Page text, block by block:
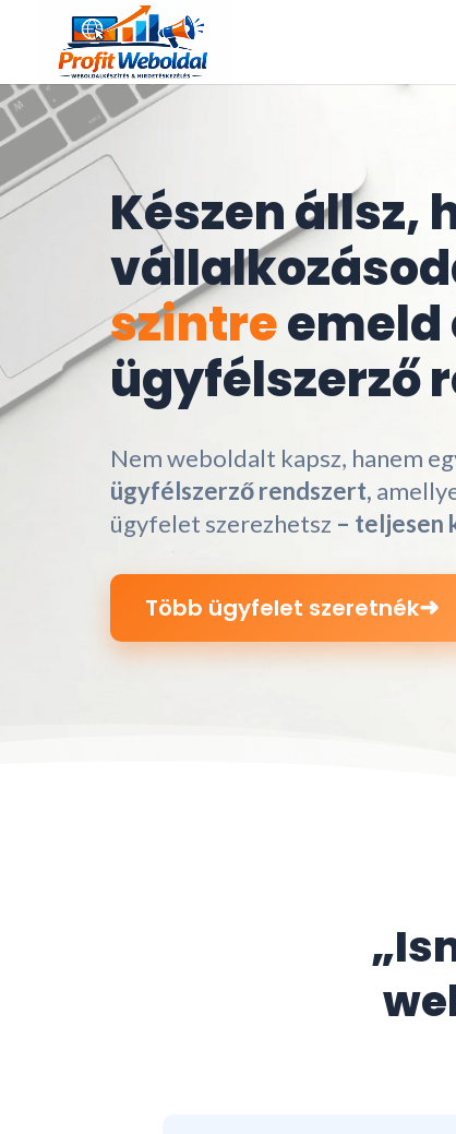
Készen állsz,
szintre
ügyfélszerző
Nem weboldalt kapsz, hanem
ügyfélszerző rendszert,
ügyfelet szerezhetsz – teljesen
Több ügyfelet szeretnék➜